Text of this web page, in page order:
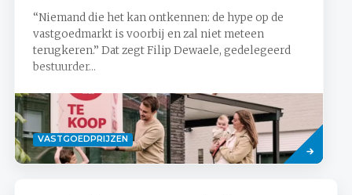
“Niemand die het kan ontkennen: de hype op de
vastgoedmarkt is voorbij en zal niet meteen
terugkeren.” Dat zegt Filip Dewaele, gedelegeerd
bestuurder...
VASTGOEDPRIJZEN
Lees
meer